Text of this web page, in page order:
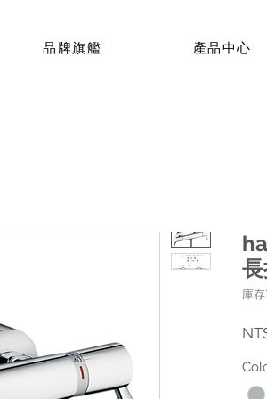
品牌旗艦 產品中心
庫